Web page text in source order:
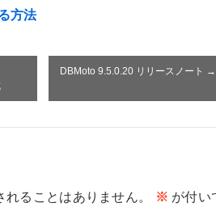
方法
DBMoto 9.5.0.20 リリースノート →
ることはありません。 ※ が付い